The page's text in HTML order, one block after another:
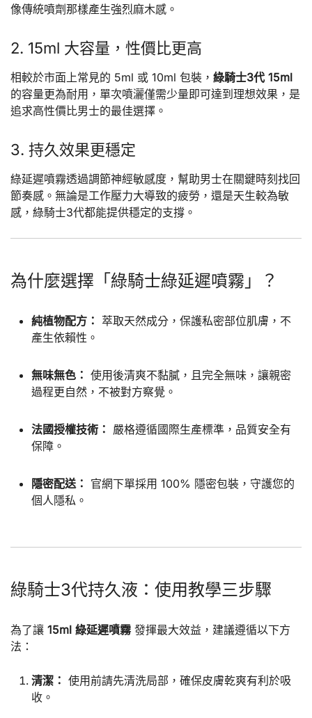
像傳統噴劑那樣產生強烈麻木感。
2. 15ml 大容量，性價比更高
相較於市面上常見的 5ml 或 10ml 包裝， 綠騎士3代 15ml
的容量更為耐用，單次噴灑僅需少量即可達到理想效果，是
追求高性價比男士的最佳選擇。
3. 持久效果更穩定
綠延遲噴霧透過調節神經敏感度，幫助男士在關鍵時刻找回
節奏感。無論是工作壓力大導致的疲勞，還是天生較為敏
感，綠騎士3代都能提供穩定的支撐。
為什麼選擇「綠騎士綠延遲噴霧」？
純植物配方： 萃取天然成分，保護私密部位肌膚，不
產生依賴性。
無味無色： 使用後清爽不黏膩，且完全無味，讓親密
過程更自然，不被對方察覺。
法國授權技術： 嚴格遵循國際生產標準，品質安全有
保障。
隱密配送： 官網下單採用 100% 隱密包裝，守護您的
個人隱私。
綠騎士3代持久液：使用教學三步驟
為了讓 15ml 綠延遲噴霧發揮最大效益，建議遵循以下方
法：
清潔： 使用前請先清洗局部，確保皮膚乾爽有利於吸
收。